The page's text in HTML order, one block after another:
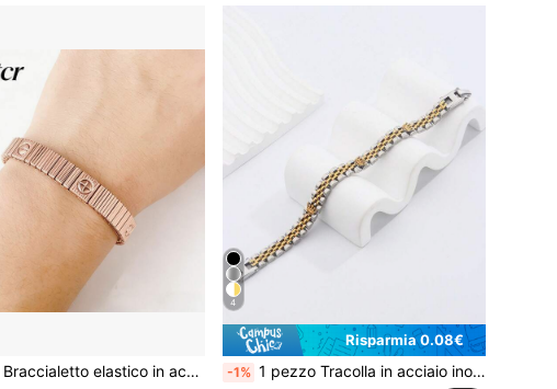
1 pezzo Braccialetto elastico in acciaio inossidabile argento, marchio Cortcr, accessorio di moda con stampa a vite, unisex, adatto per molteplici occasioni, qualità garantita
4
Risparmia 0.08€
-1% 1 pezzo Tracolla in acciaio inossidabile con design a corona triple, di moda e personalizzata in stile ebreo per uomo/donna, adatta per l'uso quotidiano